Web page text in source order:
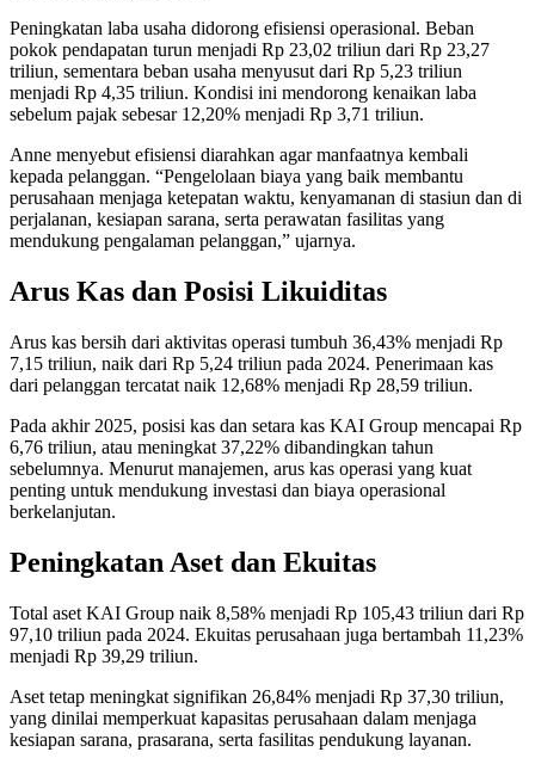
Peningkatan laba usaha didorong efisiensi operasional. Beban
pokok pendapatan turun menjadi Rp 23,02 triliun dari Rp 23,27
triliun, sementara beban usaha menyusut dari Rp 5,23 triliun
menjadi Rp 4,35 triliun. Kondisi ini mendorong kenaikan laba
sebelum pajak sebesar 12,20% menjadi Rp 3,71 triliun.
Anne menyebut efisiensi diarahkan agar manfaatnya kembali
kepada pelanggan. “Pengelolaan biaya yang baik membantu
perusahaan menjaga ketepatan waktu, kenyamanan di stasiun dan di
perjalanan, kesiapan sarana, serta perawatan fasilitas yang
mendukung pengalaman pelanggan,” ujarnya.
Arus Kas dan Posisi Likuiditas
Arus kas bersih dari aktivitas operasi tumbuh 36,43% menjadi Rp
7,15 triliun, naik dari Rp 5,24 triliun pada 2024. Penerimaan kas
dari pelanggan tercatat naik 12,68% menjadi Rp 28,59 triliun.
Pada akhir 2025, posisi kas dan setara kas KAI Group mencapai Rp
6,76 triliun, atau meningkat 37,22% dibandingkan tahun
sebelumnya. Menurut manajemen, arus kas operasi yang kuat
penting untuk mendukung investasi dan biaya operasional
berkelanjutan.
Peningkatan Aset dan Ekuitas
Total aset KAI Group naik 8,58% menjadi Rp 105,43 triliun dari Rp
97,10 triliun pada 2024. Ekuitas perusahaan juga bertambah 11,23%
menjadi Rp 39,29 triliun.
Aset tetap meningkat signifikan 26,84% menjadi Rp 37,30 triliun,
yang dinilai memperkuat kapasitas perusahaan dalam menjaga
kesiapan sarana, prasarana, serta fasilitas pendukung layanan.